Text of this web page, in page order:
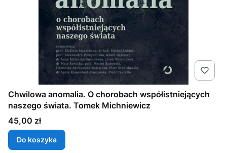
Chwilowa anomalia. O chorobach współistniejących
naszego świata. Tomek Michniewicz
Cena
45,00 zł
Do koszyka